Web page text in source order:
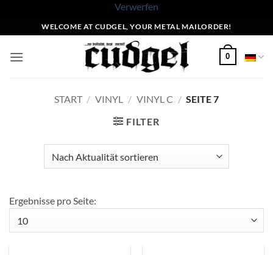
Verwerfen
Inhalt
springen
WELCOME AT CUDGEL, YOUR METAL MAILORDER!
0
START / VINYL / VINYL C / SEITE 7
FILTER
Ergebnisse pro Seite: